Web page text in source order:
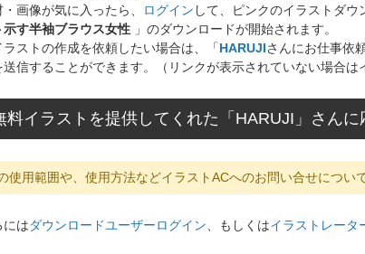
画像が気に入ったら、
ログイン して、ピンクのイラストダウ
す半袖ブラウス女性 」のダウンロードが開始されます。
ストの作成を依頼したい場合は、「HARUJIさんにお仕事依
信することができます。（リンクが表示されていない場合は
料イラストを提供してくれた「HARUJI」さんに
使用範囲や、使用方法などイラストACへのお問い合せについ
にはダウンロードユーザーログイン 、もしくはイラストレータ